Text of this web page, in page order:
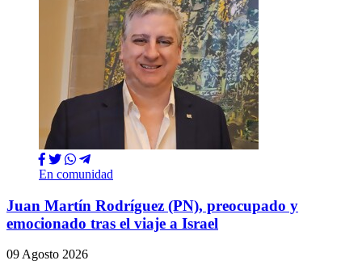
En comunidad
Juan Martín Rodríguez (PN), preocupado y
emocionado tras el viaje a Israel
09 Agosto 2026